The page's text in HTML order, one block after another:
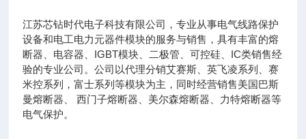
江苏芯钻时代电子科技有限公司，专业从事电气线路保护
设备和电工电力元器件模块的服务与销售，具有丰富的熔
断器、电容器、IGBT模块、二极管、可控硅、IC类销售经
验的专业公司。公司以代理分销艾赛斯、英飞凌系列、赛
米控系列，富士系列等模块为主，同时经营销售美国巴斯
曼熔断器、 西门子熔断器、美尔森熔断器、力特熔断器等
电气保护。